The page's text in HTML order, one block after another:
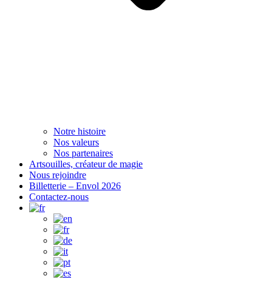
Notre histoire
Nos valeurs
Nos partenaires
Artsouilles, créateur de magie
Nous rejoindre
Billetterie – Envol 2026
Contactez-nous